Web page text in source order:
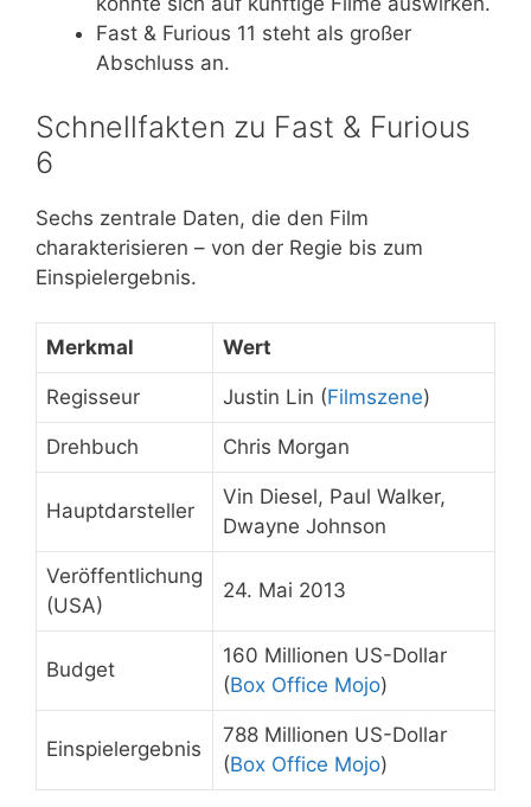
Fast & Furious 11 steht als großer
Abschluss an.
Schnellfakten zu Fast & Furious
6
Sechs zentrale Daten, die den Film
charakterisieren – von der Regie bis zum
Einspielergebnis.
Merkmal Wert
Regisseur Justin Lin (Filmszene)
Drehbuch Chris Morgan
Hauptdarsteller
Vin Diesel, Paul Walker,
Dwayne Johnson
Veröffentlichung
(USA)
24. Mai 2013
Budget
160 Millionen US-Dollar
(Box Office Mojo)
Einspielergebnis
788 Millionen US-Dollar
(Box Office Mojo)